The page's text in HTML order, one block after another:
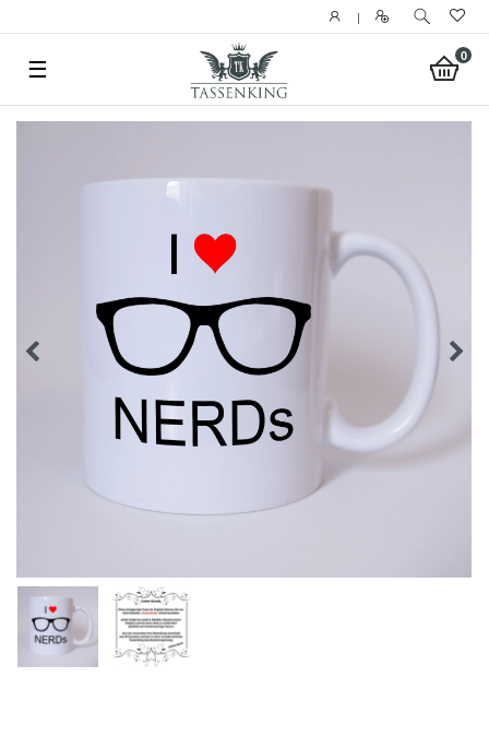
|
0
☰